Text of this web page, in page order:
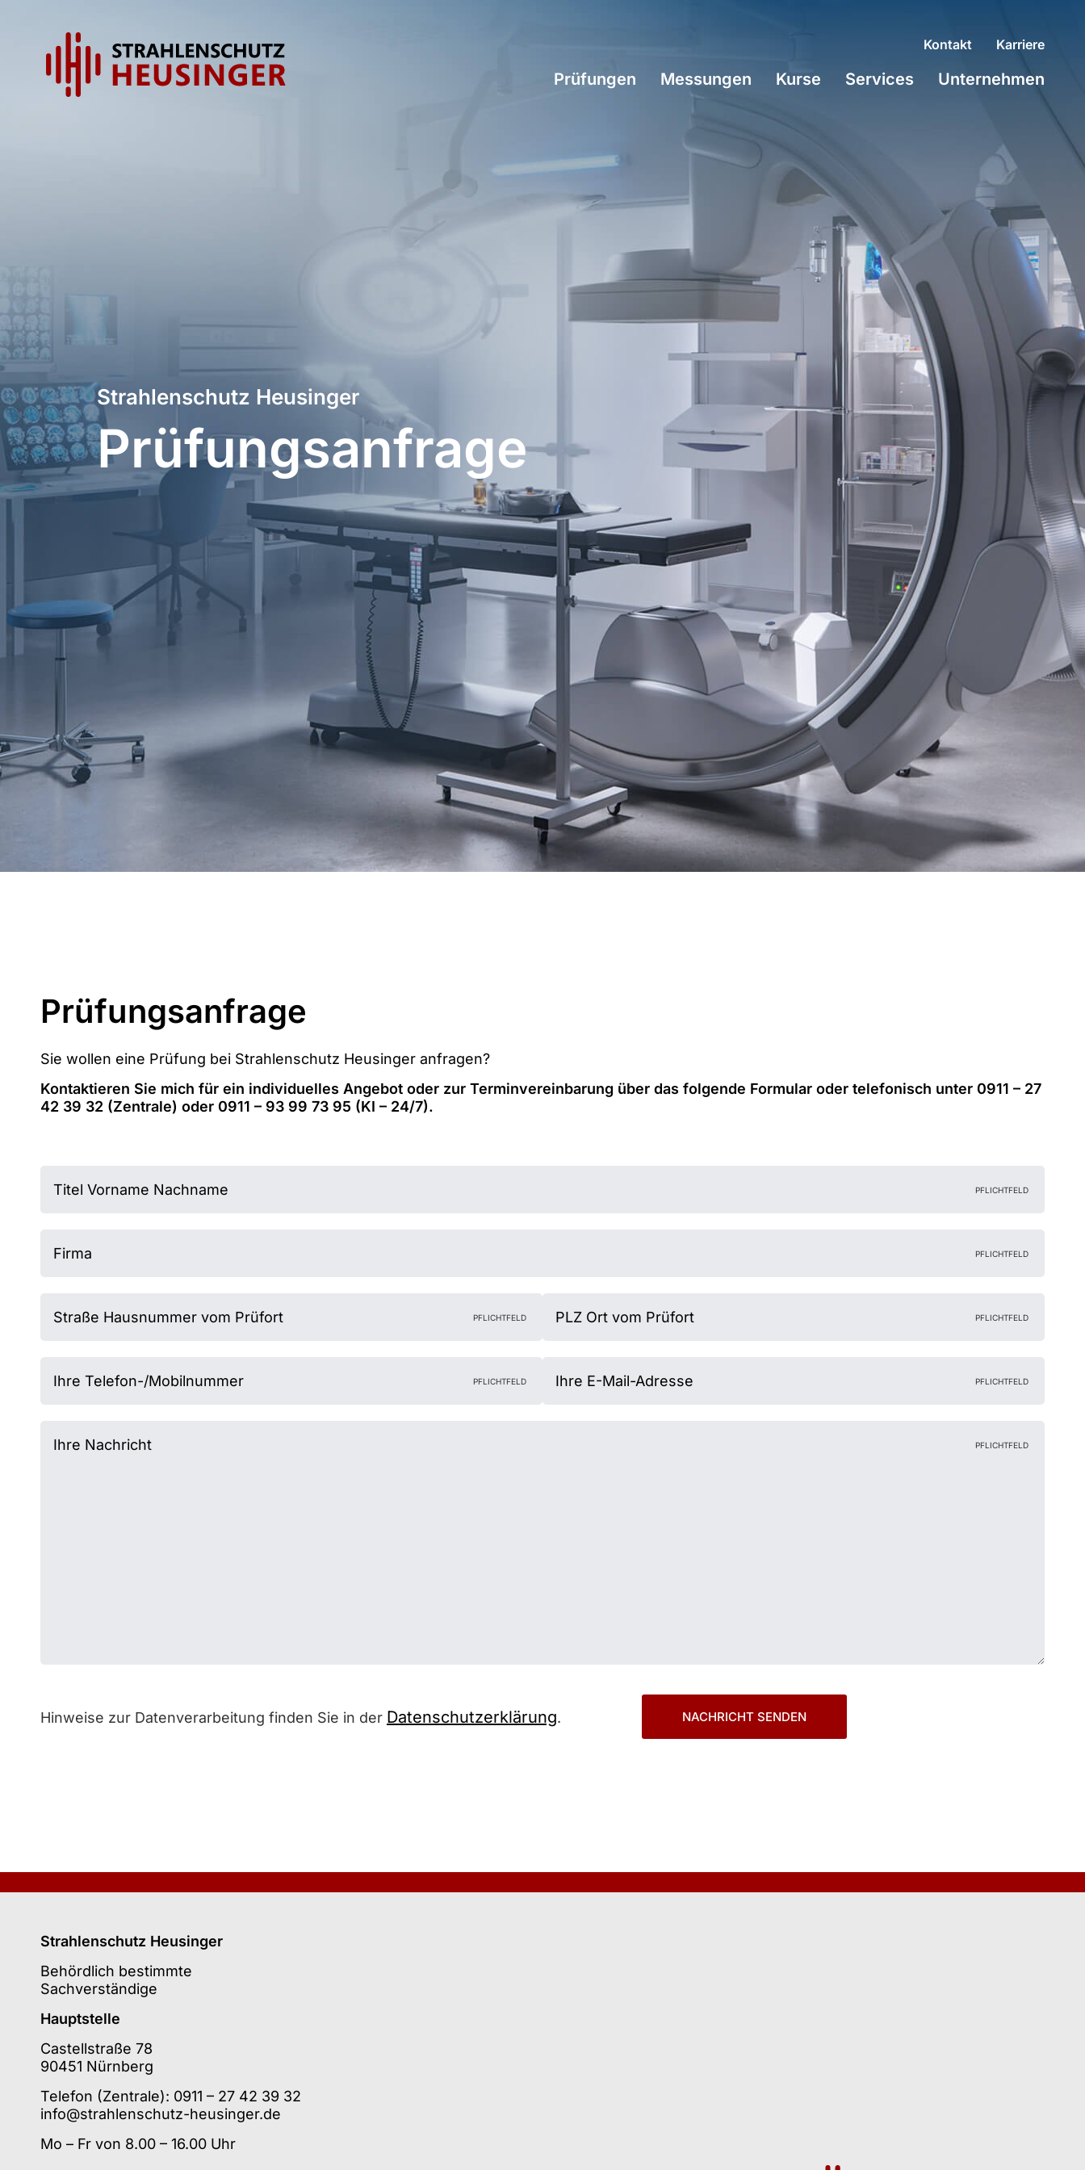
Kontakt Karriere
Prüfungen Messungen Kurse Services Unternehmen
Strahlenschutz Heusinger
Prüfungsanfrage
Prüfungsanfrage
Sie wollen eine Prüfung bei Strahlenschutz Heusinger anfragen?
Kontaktieren Sie mich für ein individuelles Angebot oder zur Terminvereinbarung über das folgende Formular oder telefonisch unter 0911 – 27
42 39 32 (Zentrale) oder 0911 – 93 99 73 95 (KI – 24/7).
lasse
lasse
dieses
Hinweise zur Datenverarbeitung finden Sie in der Datenschutzerklärung.
Strahlenschutz Heusinger
Behördlich bestimmte
Sachverständige
Hauptstelle
Castellstraße 78
90451 Nürnberg
Telefon (Zentrale): 0911 – 27 42 39 32
info@strahlenschutz-heusinger.de
Mo – Fr von 8.00 – 16.00 Uhr